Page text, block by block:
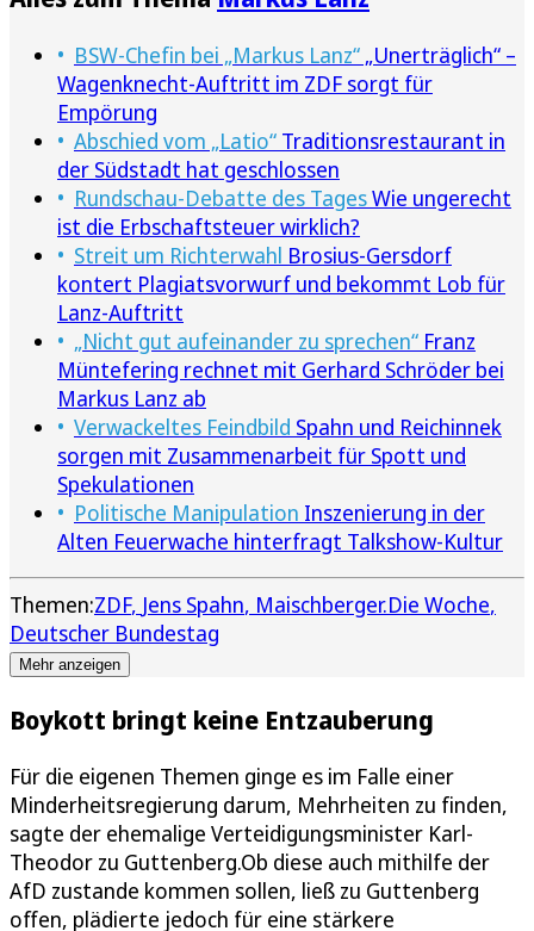
BSW-Chefin bei „Markus Lanz“ „Unerträglich“ –
Wagenknecht-Auftritt im ZDF sorgt für
Empörung
Abschied vom „Latio“ Traditionsrestaurant in
der Südstadt hat geschlossen
Rundschau-Debatte des TagesWie ungerecht
ist die Erbschaftsteuer wirklich?
Streit um Richterwahl Brosius-Gersdorf
kontert Plagiatsvorwurf und bekommt Lob für
Lanz-Auftritt
„Nicht gut aufeinander zu sprechen“ Franz
Müntefering rechnet mit Gerhard Schröder bei
Markus Lanz ab
Verwackeltes Feindbild Spahn und Reichinnek
sorgen mit Zusammenarbeit für Spott und
Spekulationen
Politische Manipulation Inszenierung in der
Alten Feuerwache hinterfragt Talkshow-Kultur
Themen:ZDF Jens Spahn Maischberger.Die Woche
Deutscher Bundestag
Mehr anzeigen
Boykott bringt keine Entzauberung
Für die eigenen Themen ginge es im Falle einer
Minderheitsregierung darum, Mehrheiten zu finden,
sagte der ehemalige Verteidigungsminister Karl-
Theodor zu Guttenberg.Ob diese auch mithilfe der
AfD zustande kommen sollen, ließ zu Guttenberg
offen, plädierte jedoch für eine stärkere